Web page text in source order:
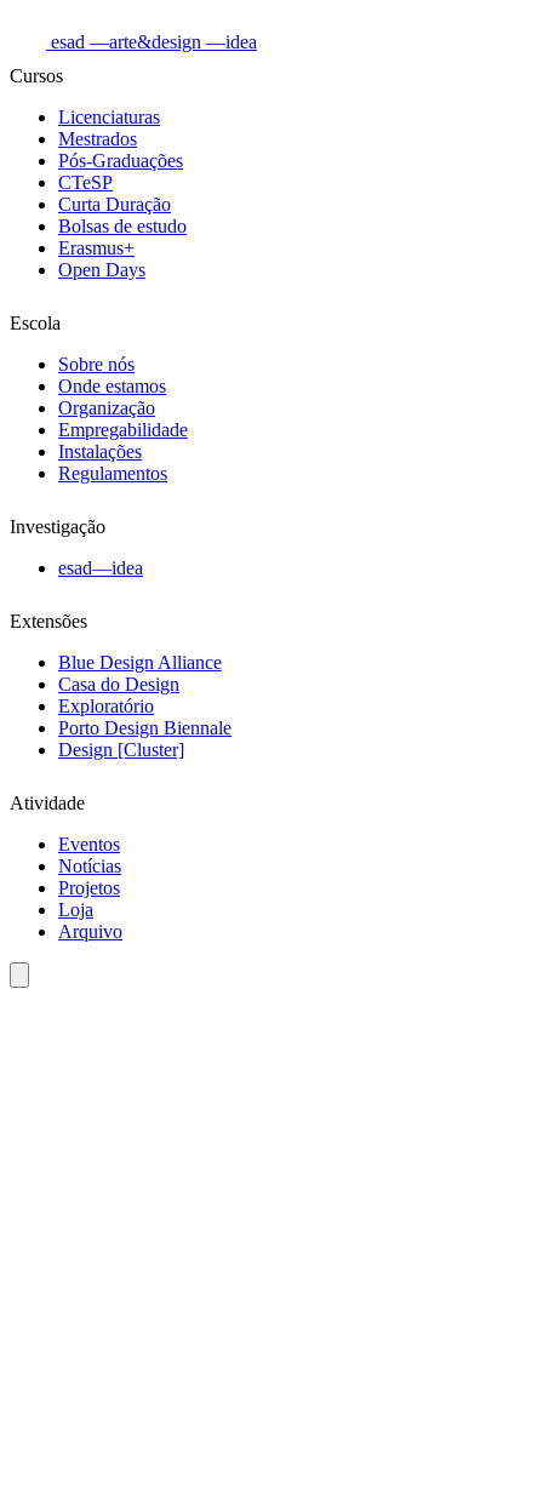
esad —arte&design —idea
Cursos
Licenciaturas
Mestrados
Pós-Graduações
CTeSP
Curta Duração
Bolsas de estudo
Erasmus+
Open Days
Escola
Sobre nós
Onde estamos
Organização
Empregabilidade
Instalações
Regulamentos
Investigação
esad—idea
Extensões
Blue Design Alliance
Casa do Design
Exploratório
Porto Design Biennale
Design [Cluster]
Atividade
Eventos
Notícias
Projetos
Loja
Arquivo